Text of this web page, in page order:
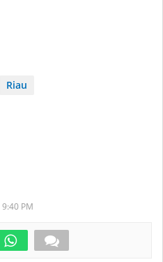
Riau
9:40 PM